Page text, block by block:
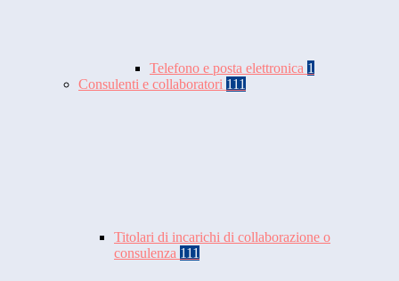
Telefono e posta elettronica 1
Consulenti e collaboratori 111
Titolari di incarichi di collaborazione o
consulenza 111